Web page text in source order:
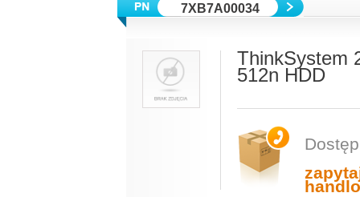
7XB7A00034
ThinkSystem
512n HDD